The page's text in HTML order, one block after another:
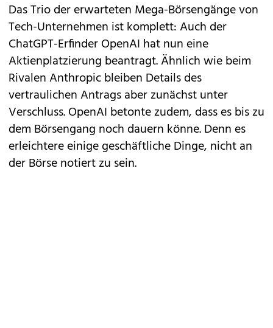
Das Trio der erwarteten Mega-Börsengänge von
Tech-Unternehmen ist komplett: Auch der
ChatGPT-Erfinder OpenAI hat nun eine
Aktienplatzierung beantragt. Ähnlich wie beim
Rivalen Anthropic bleiben Details des
vertraulichen Antrags aber zunächst unter
Verschluss. OpenAI betonte zudem, dass es bis zu
dem Börsengang noch dauern könne. Denn es
erleichtere einige geschäftliche Dinge, nicht an
der Börse notiert zu sein.